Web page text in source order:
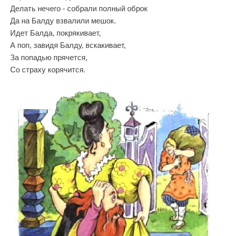
Делать нечего - собрали полный оброк
Да на Балду взвалили мешок.
Идет Балда, покрякивает,
А поп, завидя Балду, вскакивает,
За попадью прячется,
Со страху корячится.